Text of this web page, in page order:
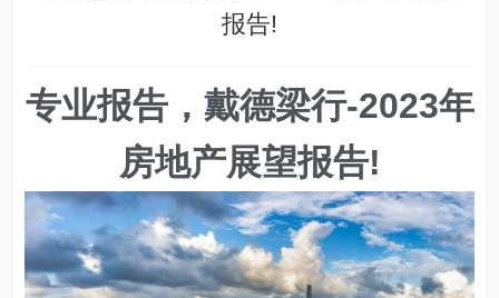
报告!
专业报告，戴德梁行-2023年
房地产展望报告!